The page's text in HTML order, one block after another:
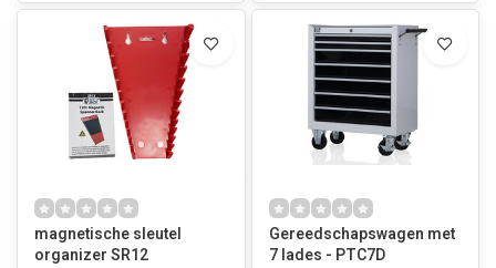
magnetische sleutel
organizer SR12
Gereedschapswagen met
7 lades - PTC7D